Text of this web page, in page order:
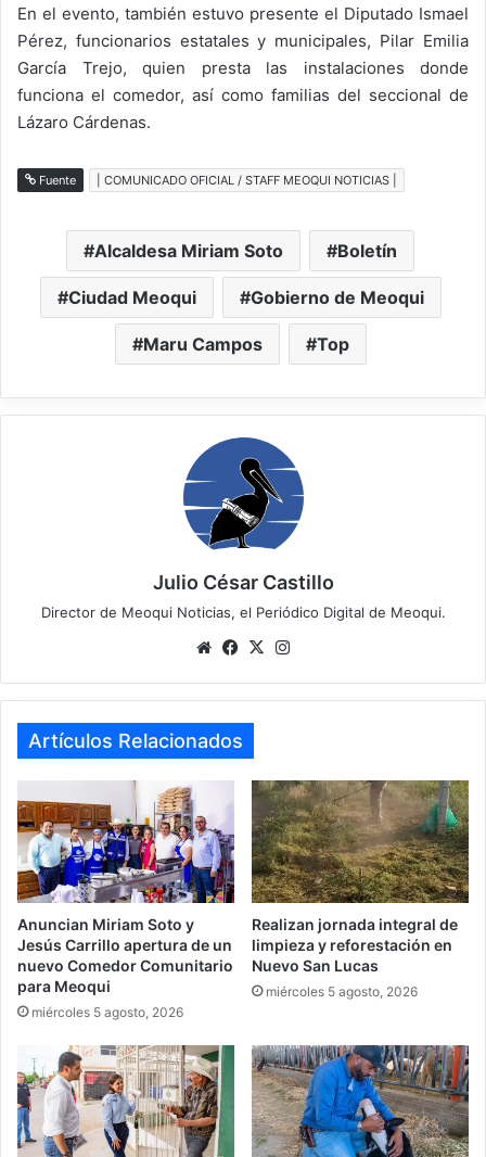
En el evento, también estuvo presente el Diputado Ismael
Pérez, funcionarios estatales y municipales, Pilar Emilia
García Trejo, quien presta las instalaciones donde
funciona el comedor, así como familias del seccional de
Lázaro Cárdenas.
Fuente | COMUNICADO OFICIAL / STAFF MEOQUI NOTICIAS |
Alcaldesa Miriam Soto Boletín
Ciudad Meoqui Gobierno de Meoqui
Maru Campos Top
Julio César Castillo
Director de Meoqui Noticias, el Periódico Digital de Meoqui.
WebsiteFacebook
X
Artículos Relacionados
Anuncian Miriam Soto y
Jesús Carrillo apertura de un
nuevo Comedor Comunitario
para Meoqui
miércoles 5 agosto, 2026
Realizan jornada integral de
limpieza y reforestación en
Nuevo San Lucas
miércoles 5 agosto, 2026